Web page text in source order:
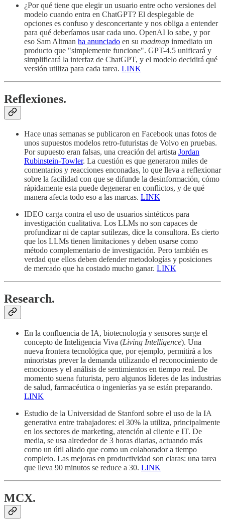
¿Por qué tiene que elegir un usuario entre ocho versiones del
modelo cuando entra en ChatGPT? El desplegable de
opciones es confuso y desconcertante y nos obliga a entender
para qué deberíamos usar cada uno. OpenAI lo sabe, y por
eso Sam Altman ha anunciado en su roadmap inmediato un
producto que "simplemente funcione". GPT-4.5 unificará y
simplificará la interfaz de ChatGPT, y el modelo decidirá qué
versión utiliza para cada tarea. LINK
Reflexiones.
Hace unas semanas se publicaron en Facebook unas fotos de
unos supuestos modelos retro-futuristas de Volvo en pruebas.
Por supuesto eran falsas, una creación del artista Jordan
Rubinstein-Towler. La cuestión es que generaron miles de
comentarios y reacciones enconadas, lo que lleva a reflexionar
sobre la facilidad con que se difunde la desinformación, cómo
rápidamente esta puede degenerar en conflictos, y de qué
manera afecta todo eso a las marcas. LINK
IDEO carga contra el uso de usuarios sintéticos para
investigación cualitativa. Los LLMs no son capaces de
profundizar ni de captar sutilezas, dice la consultora. Es cierto
que los LLMs tienen limitaciones y deben usarse como
método complementario de investigación. Pero también es
verdad que ellos deben defender metodologías y posiciones
de mercado que ha costado mucho ganar. LINK
Research.
En la confluencia de IA, biotecnología y sensores surge el
concepto de Inteligencia Viva (Living Intelligence). Una
nueva frontera tecnológica que, por ejemplo, permitirá a los
minoristas prever la demanda utilizando el reconocimiento de
emociones y el análisis de sentimientos en tiempo real. De
momento suena futurista, pero algunos líderes de las industrias
de salud, farmacéutica o ingenierías ya se están preparando.
LINK
Estudio de la Universidad de Stanford sobre el uso de la IA
generativa entre trabajadores: el 30% la utiliza, principalmente
en los sectores de marketing, atención al cliente e IT. De
media, se usa alrededor de 3 horas diarias, actuando más
como un útil aliado que como un colaborador a tiempo
completo. Las mejoras en productividad son claras: una tarea
que lleva 90 minutos se reduce a 30. LINK
MCX.